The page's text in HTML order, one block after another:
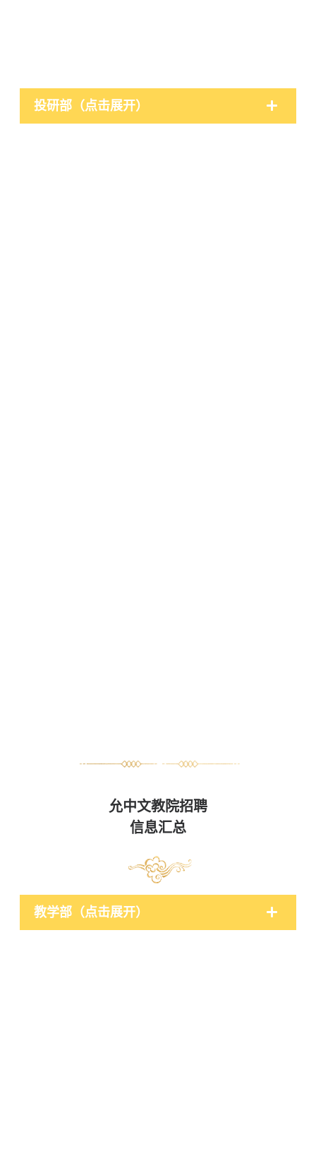
投研部（点击展开）
允中文教院招聘
信息汇总
教学部（点击展开）